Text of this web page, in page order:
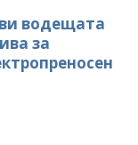
водещата
за